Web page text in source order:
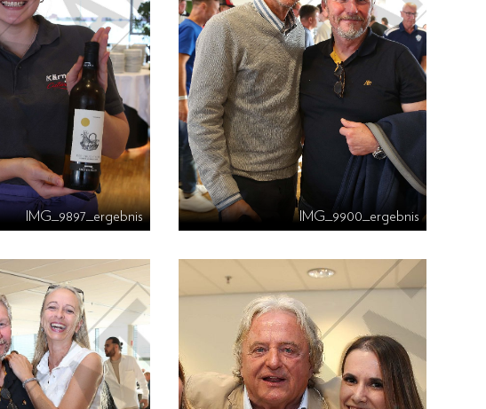
IMG_9897_ergebnis IMG_9900_ergebnis